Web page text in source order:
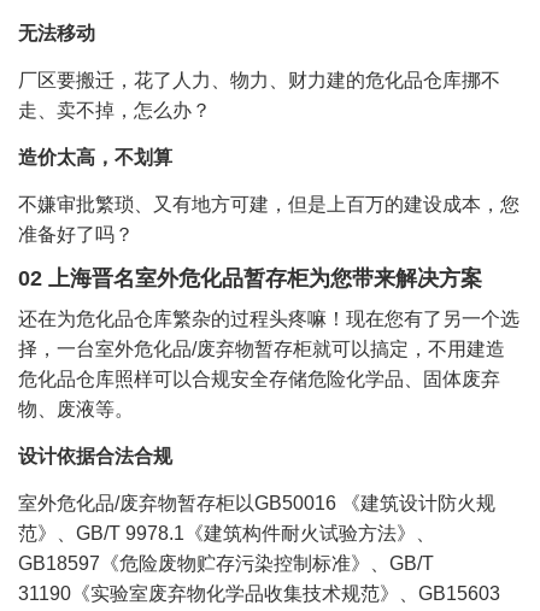
无法移动
厂区要搬迁，花了人力、物力、财力建的危化品仓库挪不
走、卖不掉，怎么办？
造价太高，不划算
不嫌审批繁琐、又有地方可建，但是上百万的建设成本，您
准备好了吗？
02 上海晋名室外危化品暂存柜为您带来解决方案
还在为危化品仓库繁杂的过程头疼嘛！现在您有了另一个选
择，一台室外危化品/废弃物暂存柜就可以搞定，不用建造
危化品仓库照样可以合规安全存储危险化学品、固体废弃
物、废液等。
设计依据合法合规
室外危化品/废弃物暂存柜以GB50016 《建筑设计防火规
范》、GB/T 9978.1《建筑构件耐火试验方法》、
GB18597《危险废物贮存污染控制标准》、GB/T
31190《实验室废弃物化学品收集技术规范》、GB15603